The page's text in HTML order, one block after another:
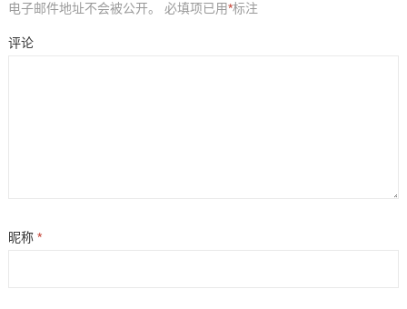
电子邮件地址不会被公开。 必填项已用*标注
评论
昵称 *